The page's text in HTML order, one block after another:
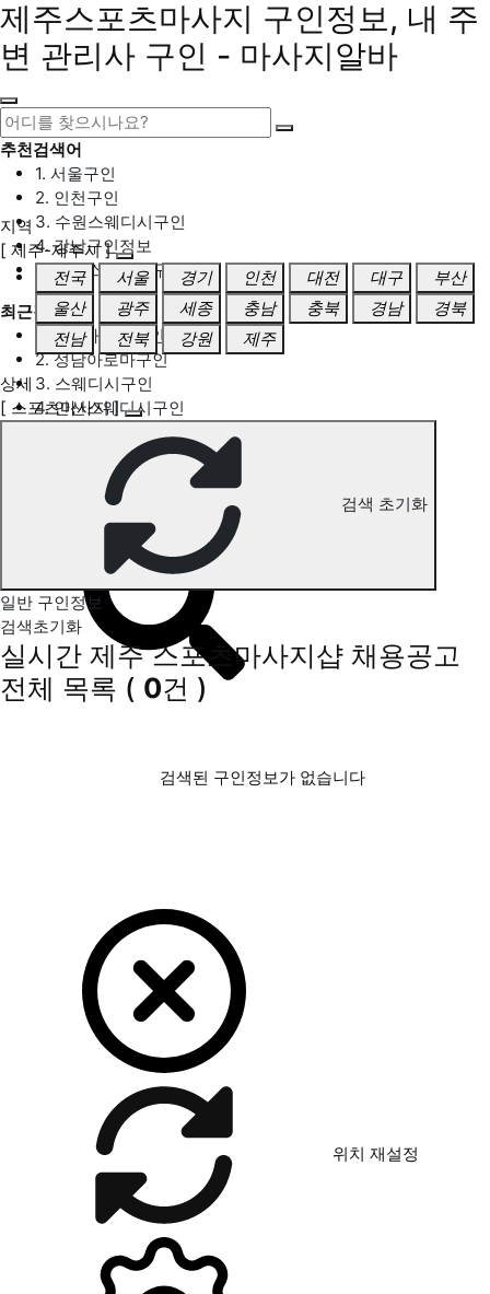
제주스포츠마사지 구인정보, 내 주
변 관리사 구인 - 마사지알바
추천검색어
1. 서울구인
2. 인천구인
3. 수원스웨디시구인
4. 강남구인정보
5. 동탄스웨디시구인
최근검색어
1. 일산마사지구인
2. 성남아로마구인
3. 스웨디시구인
4. 안산스웨디시구인
제주 스포츠마사지 구인정보
지역
[ 제주-제주시 ]
전국
서울 경기 인천 대전 대구
부산
울산
광주 세종 충남 충북 경남
경북
전남
전북 강원 제주
상세
[ 스포츠마사지 ]
검색 초기화
일반 구인정보
검색초기화
실시간 제주 스포츠마사지샵 채용공고
전체 목록 ( 0건 )
검색된 구인정보가 없습니다
위치 재설정